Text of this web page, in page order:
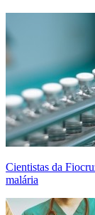
Cientistas da
malária